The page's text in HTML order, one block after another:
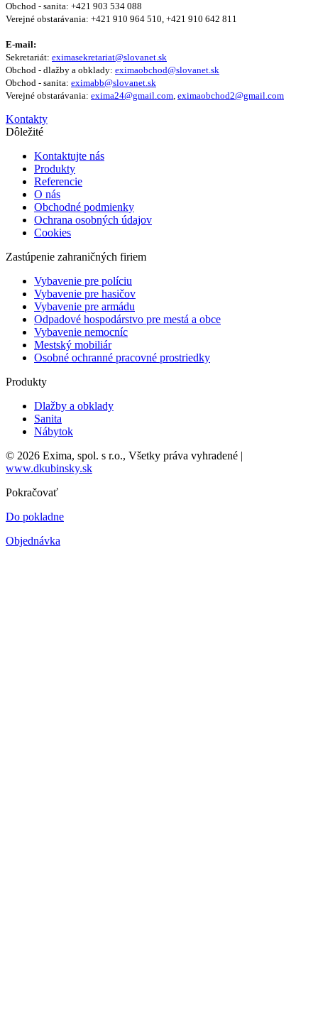
Obchod - sanita: +421 903 534 088
Verejné obstarávania: +421 910 964 510, +421 910 642 811
E-mail:
Sekretariát: eximasekretariat@slovanet.sk
Obchod - dlažby a obklady: eximaobchod@slovanet.sk
Obchod - sanita: eximabb@slovanet.sk
Verejné obstarávania: exima24@gmail.com, eximaobchod2@gmail.com
Kontakty
Dôležité
Kontaktujte nás
Produkty
Referencie
O nás
Obchodné podmienky
Ochrana osobných údajov
Cookies
Zastúpenie zahraničných firiem
Vybavenie pre políciu
Vybavenie pre hasičov
Vybavenie pre armádu
Odpadové hospodárstvo pre mestá a obce
Vybavenie nemocníc
Mestský mobiliár
Osobné ochranné pracovné prostriedky
Produkty
Dlažby a obklady
Sanita
Nábytok
© 2026 Exima, spol. s r.o., Všetky práva vyhradené |
www.dkubinsky.sk
Pokračovať
Do pokladne
Objednávka